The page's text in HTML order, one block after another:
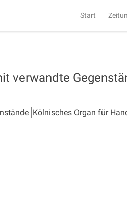
Start
verwandte
Kölnisches Organ für